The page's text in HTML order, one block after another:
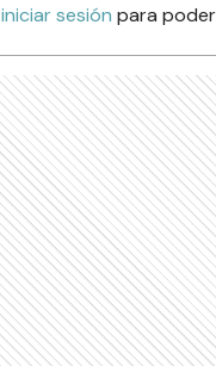
iniciar sesión para